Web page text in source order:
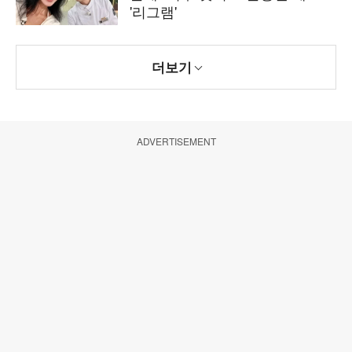
'리그램'
더보기
ADVERTISEMENT